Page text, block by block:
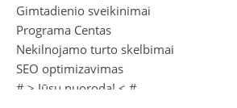
Gimtadienio sveikinimai
Programa Centas
Nekilnojamo turto skelbimai
SEO optimizavimas
# > Jūsų nuoroda! < #